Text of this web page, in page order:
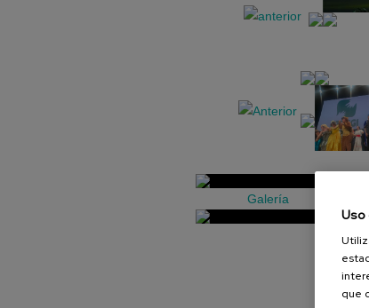
Galería
Uso
que